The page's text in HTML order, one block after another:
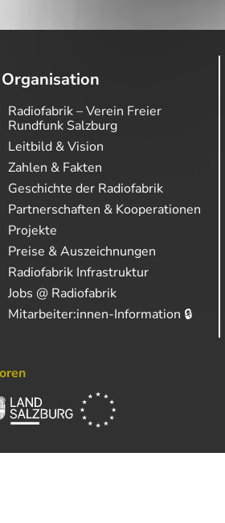
Organisation
Radiofabrik – Verein Freier
Rundfunk Salzburg
Leitbild & Vision
Zahlen & Fakten
Geschichte der Radiofabrik
Partnerschaften & Kooperationen
Projekte
Preise & Auszeichnungen
Radiofabrik Infrastruktur
Jobs @ Radiofabrik
Mitarbeiter:innen-Information 🔒